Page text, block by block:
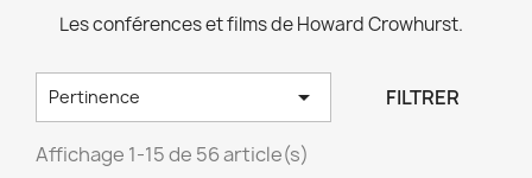
Les conférences et films de Howard Crowhurst.
Pertinence  FILTRER
Affichage 1-15 de 56 article(s)